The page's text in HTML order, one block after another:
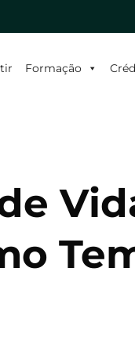
Formação